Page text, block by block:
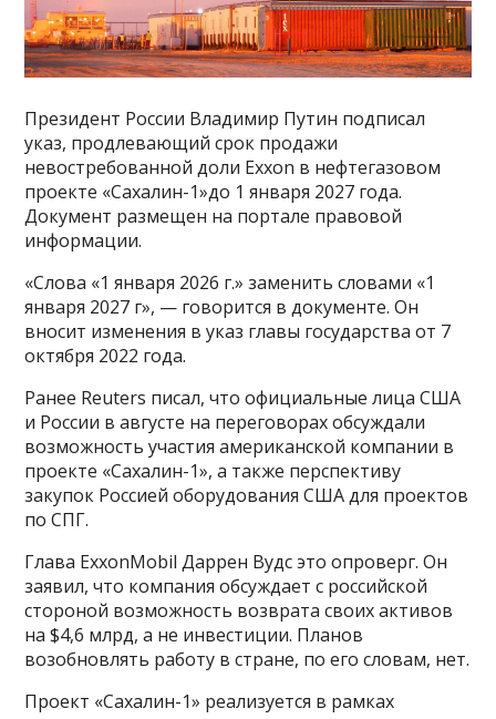
Президент России Владимир Путин подписал
указ, продлевающий срок продажи
невостребованной доли Exxon в нефтегазовом
проекте «Сахалин-1»до 1 января 2027 года.
Документ размещен на портале правовой
информации.
«Слова «1 января 2026 г.» заменить словами «1
января 2027 г», — говорится в документе. Он
вносит изменения в указ главы государства от 7
октября 2022 года.
Ранее Reuters писал, что официальные лица США
и России в августе на переговорах обсуждали
возможность участия американской компании в
проекте «Сахалин-1», а также перспективу
закупок Россией оборудования США для проектов
по СПГ.
Глава ExxonMobil Даррен Вудс это опроверг. Он
заявил, что компания обсуждает с российской
стороной возможность возврата своих активов
на $4,6 млрд, а не инвестиции. Планов
возобновлять работу в стране, по его словам, нет.
Проект «Сахалин-1» реализуется в рамках